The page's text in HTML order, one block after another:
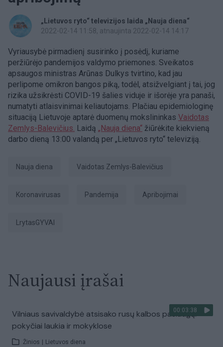
„Lietuvos ryto“ televizijos laida „Nauja diena“
2022-02-14 11:58, atnaujinta 2022-02-14 14:17
Vyriausybė pirmadienį susirinko į posėdį, kuriame
peržiūrėjo pandemijos valdymo priemones. Sveikatos
apsaugos ministras Arūnas Dulkys tvirtino, kad jau
perlipome omikron bangos piką, todėl, atsižvelgiant į tai, jog
rizika užsikrėsti COVID-19 šalies viduje ir išorėje yra panaši,
numatyti atlaisvinimai keliautojams. Plačiau epidemiologinę
situaciją Lietuvoje aptarė duomenų mokslininkas Vaidotas
Zemlys-Balevičius. Laidą „Nauja diena“ žiūrėkite kiekvieną
darbo dieną 13:00 valandą per „Lietuvos ryto“ televiziją.
Nauja diena Vaidotas Zemlys-Balevičius
koronavirusas pandemija apribojimai
LrytasGYVAI
Naujausi įrašai
00:03:38
Vilniaus savivaldybė atsisako rusų kalbos paslaugų:
pokyčiai laukia ir mokyklose
Žinios Lietuvos diena